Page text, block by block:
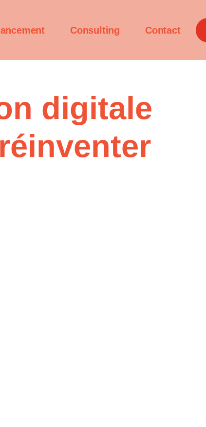
Consulting Contact
digitale